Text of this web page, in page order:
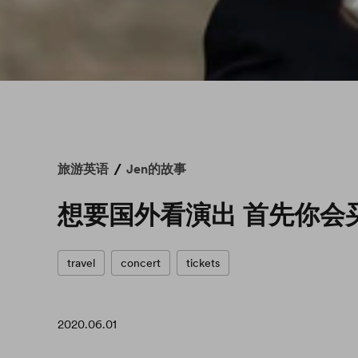
旅游英语 / Jen的故事
想要国外看演出 首先你会
travel concert tickets
2020.06.01